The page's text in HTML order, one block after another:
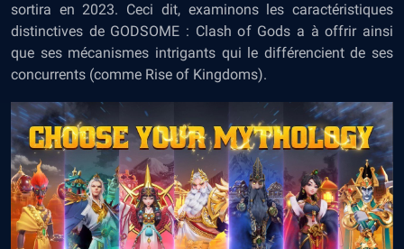
sortira en 2023. Ceci dit, examinons les caractéristiques
distinctives de GODSOME : Clash of Gods a à offrir ainsi
que ses mécanismes intrigants qui le différencient de ses
concurrents (comme Rise of Kingdoms).